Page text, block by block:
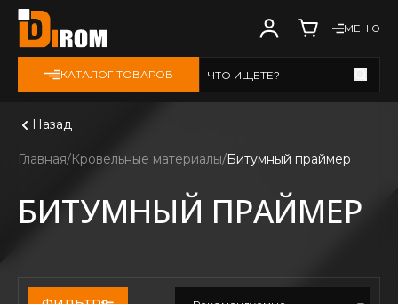
МЕНЮ
КАТАЛОГ ТОВАРОВ ЧТО ИЩЕТЕ?
Назад
Главная Кровельные материалы Битумный праймер
БИТУМНЫЙ ПРАЙМЕР